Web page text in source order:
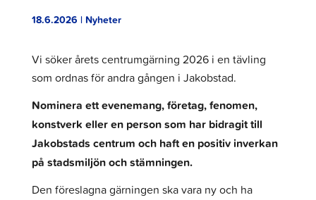
18.6.2026 | Nyheter
Vi söker årets centrumgärning 2026 i en tävling
som ordnas för andra gången i Jakobstad.
Nominera ett evenemang, företag, fenomen,
konstverk eller en person som har bidragit till
Jakobstads centrum och haft en positiv inverkan
på stadsmiljön och stämningen.
Den föreslagna gärningen ska vara ny och ha